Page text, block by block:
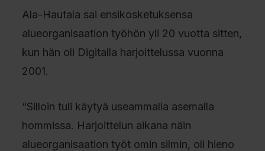
Ala-Hautala sai ensikosketuksensa
alueorganisaation työhön yli 20 vuotta sitten,
kun hän oli Digitalla harjoittelussa vuonna
2001.
“Silloin tuli käytyä useammalla asemalla
hommissa. Harjoittelun aikana näin
alueorganisaation työt omin silmin, oli hieno